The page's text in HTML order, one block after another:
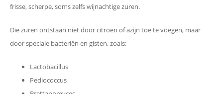
frisse, scherpe, soms zelfs wijnachtige zuren.
Die zuren ontstaan niet door citroen of azijn toe te voegen, maar
door speciale bacteriën en gisten, zoals:
Lactobacillus
Pediococcus